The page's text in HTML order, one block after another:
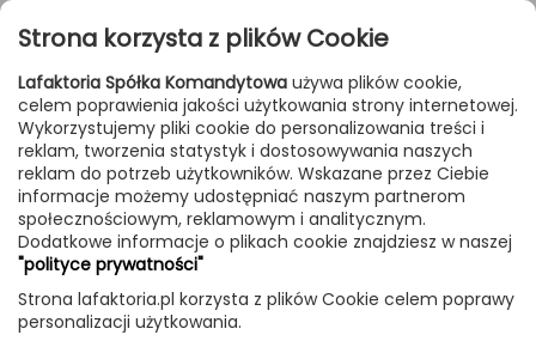
Przejdź do treści
FILTROWANIE & SORTOWANIE
Lampy Producenci Rubn Produkt
Vogue Tripod stołowa (Biała /
mosiądz, klosz Ø: 10 cm) -Rubn
Strona korzysta z plików Cookie
Lafaktoria Spółka Komandytowa używa plików cookie,
celem poprawienia jakości użytkowania strony internetowej.
Wykorzystujemy pliki cookie do personalizowania treści i
reklam, tworzenia statystyk i dostosowywania naszych
reklam do potrzeb użytkowników. Wskazane przez Ciebie
informacje możemy udostępniać naszym partnerom
społecznościowym, reklamowym i analitycznym.
Dodatkowe informacje o plikach cookie znajdziesz w naszej
"polityce prywatności"
Strona lafaktoria.pl korzysta z plików Cookie celem poprawy
personalizacji użytkowania.